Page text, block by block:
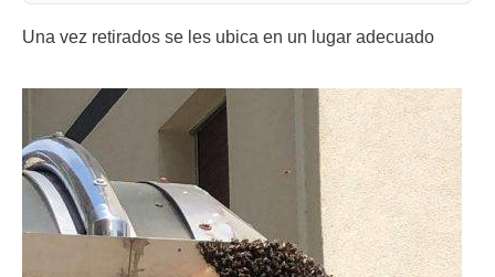
Una vez retirados se les ubica en un lugar adecuado